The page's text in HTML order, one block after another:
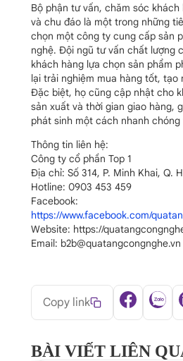
Bộ phận tư vấn, chăm sóc
và chu đáo là một trong những
chọn một công ty cung cấp sản
nghệ. Đội ngũ tư vấn chất lượng
khách hàng lựa chọn sản phẩm
lại trải nghiệm mua hàng tốt, tạo
Đặc biệt, họ cũng cập nhật cho
sản xuất và thời gian giao hàng,
phát sinh một cách nhanh chóng
Thông tin liên hệ:
Công ty cổ phần Top 1
Địa chỉ: Số 314, P. Minh Khai, Q.
Hotline: 0903 453 459
Facebook:
https://www.facebook.com/
Website: https://
Email: b2b@quatangcongnghe.vn
Copy link
BÀI VIẾT LIÊN